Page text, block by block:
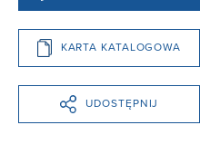
KARTA KATALOGOWA
UDOSTĘPNIJ